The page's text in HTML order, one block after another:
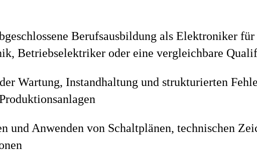
Berufsausbildung als Elektroniker für
Betriebselektriker oder eine vergleichbare
Wartung, Instandhaltung und strukturierten
und Anwenden von Schaltplänen, technischen